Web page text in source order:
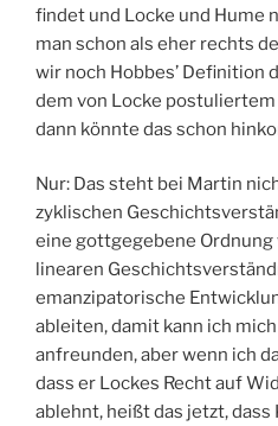
findet und Locke und Hume
man schon als eher rechts
wir noch Hobbes’ Definition
dem von Locke postuliertem
dann könnte das schon
Nur: Das steht bei Martin
zyklischen
eine gottgegebene
linearen
emanzipatorische
ableiten, damit kann ich
anfreunden, aber wenn ich
dass er Lockes Recht auf
ablehnt, heißt das jetzt,